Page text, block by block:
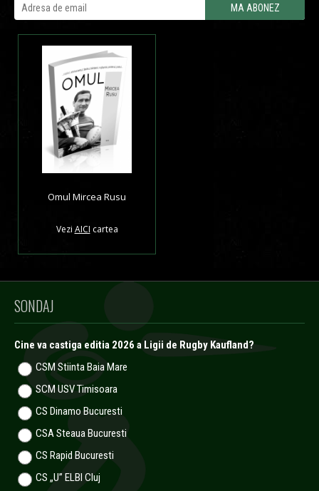
Omul Mircea Rusu
Vezi AICI cartea
SONDAJ
Cine va castiga editia 2026 a Ligii de Rugby Kaufland?
CSM Stiinta Baia Mare
SCM USV Timisoara
CS Dinamo Bucuresti
CSA Steaua Bucuresti
CS Rapid Bucuresti
CS „U” ELBI Cluj